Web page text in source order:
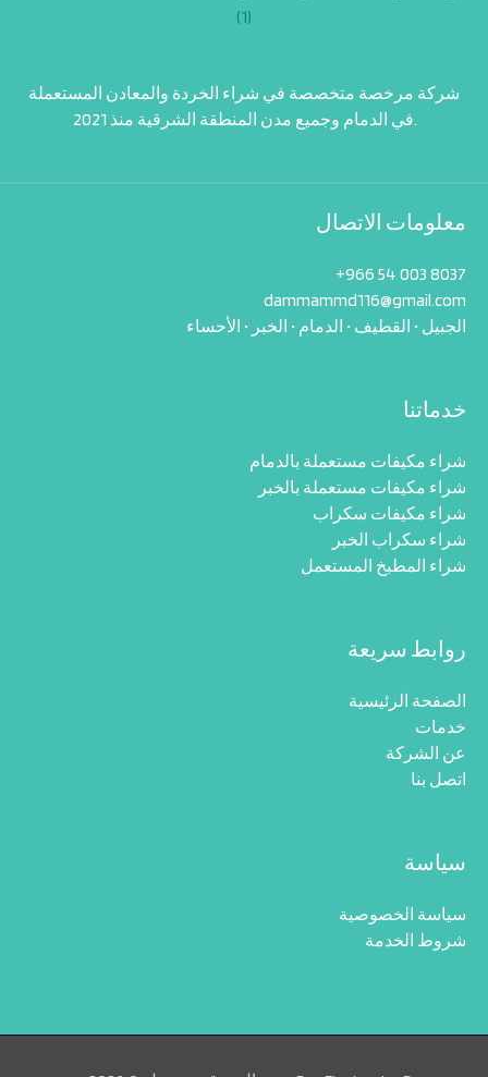
شركة مرخصة متخصصة في شراء الخردة والمعادن المستعملة
في الدمام وجميع مدن المنطقة الشرقية منذ 2021.
معلومات الاتصال
+966 54 003 8037‬
dammammd116@gmail.com
خدماتنا
شراء مكيفات مستعملة بالدمام
شراء مكيفات مستعملة بالخبر
شراء مكيفات سكراب
شراء سكراب الخبر
شراء المطبخ المستعمل
روابط سريعة
الصفحة الرئيسية
خدمات
عن الشركة
اتصل بنا
سياسة
سياسة الخصوصية
شروط الخدمة